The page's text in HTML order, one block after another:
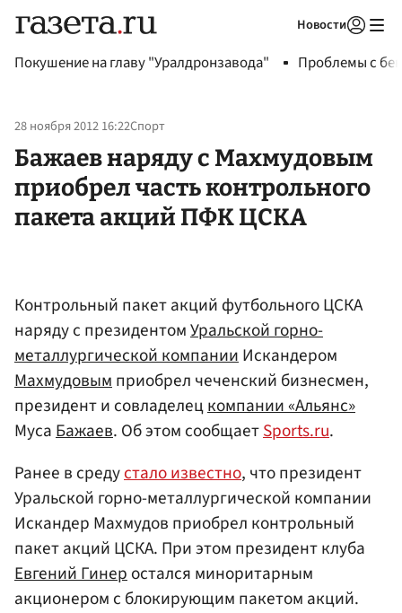
Новости
Покушение на главу "Уралдронзавода" Проблемы с
28 ноября 2012 16:22Спорт
Бажаев наряду с Махмудовым
приобрел часть контрольного
пакета акций ПФК ЦСКА
Контрольный пакет акций футбольного ЦСКА
наряду с президентомУральской горно-
металлургической компанииИскандером
Махмудовымприобрел чеченский бизнесмен,
президент и совладелецкомпании «Альянс»
МусаБажаев. Об этом сообщаетSports.ru.
Ранее в средустало известно, что президент
Уральской горно-металлургической компании
Искандер Махмудов приобрел контрольный
пакет акций ЦСКА. При этом президент клуба
Евгений Гинеростался миноритарным
акционером с блокирующим пакетом акций.